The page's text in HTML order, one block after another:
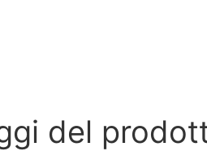
del